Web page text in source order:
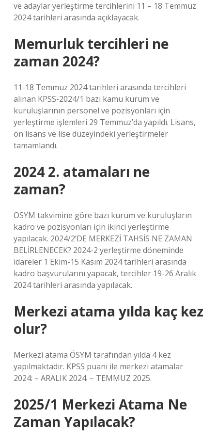
ve adaylar yerleştirme tercihlerini 11 – 18 Temmuz
2024 tarihleri ​​arasında açıklayacak.
Memurluk tercihleri ne
zaman 2024?
11-18 Temmuz 2024 tarihleri ​​arasında tercihleri ​​
alınan KPSS-2024/1 bazı kamu kurum ve
kuruluşlarının personel ve pozisyonları için
yerleştirme işlemleri 29 Temmuz’da yapıldı. Lisans,
ön lisans ve lise düzeyindeki yerleştirmeler
tamamlandı.
2024 2. atamaları ne
zaman?
ÖSYM takvimine göre bazı kurum ve kuruluşların
kadro ve pozisyonları için ikinci yerleştirme
yapılacak. 2024/2’DE MERKEZİ TAHSİS NE ZAMAN
BELİRLENECEK? 2024-2 yerleştirme döneminde
idareler 1 Ekim-15 Kasım 2024 tarihleri ​​arasında
kadro başvurularını yapacak, tercihler 19-26 Aralık
2024 tarihleri ​​arasında yapılacak.
Merkezi atama yılda kaç kez
olur?
Merkezi atama ÖSYM tarafından yılda 4 kez
yapılmaktadır. KPSS puanı ile merkezi atamalar
2024: – ARALIK 2024. – TEMMUZ 2025.
2025/1 Merkezi Atama Ne
Zaman Yapılacak?